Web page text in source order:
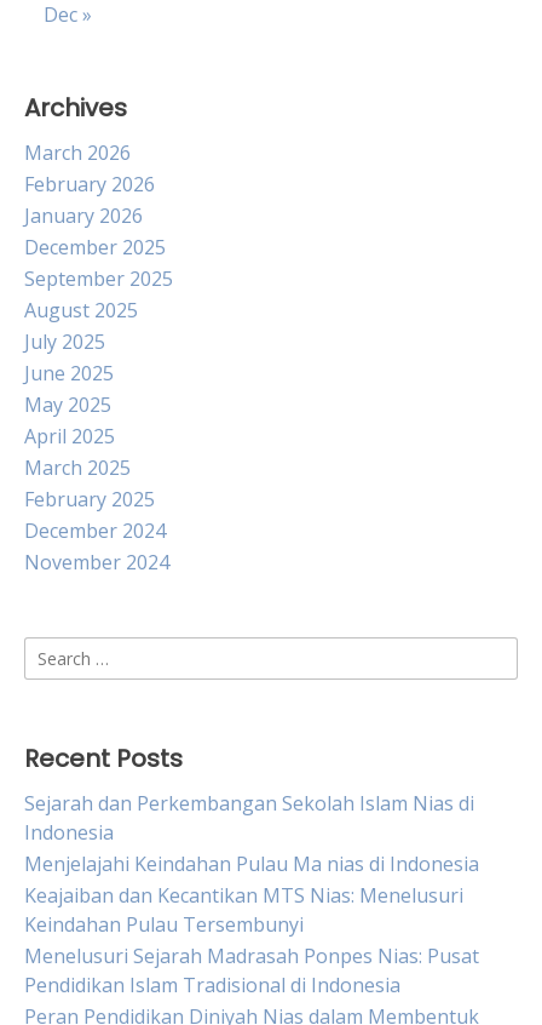
Dec »
Archives
March 2026
February 2026
January 2026
December 2025
September 2025
August 2025
July 2025
June 2025
May 2025
April 2025
March 2025
February 2025
December 2024
November 2024
Search
for:
Recent Posts
Sejarah dan Perkembangan Sekolah Islam Nias di
Indonesia
Menjelajahi Keindahan Pulau Ma nias di Indonesia
Keajaiban dan Kecantikan MTS Nias: Menelusuri
Keindahan Pulau Tersembunyi
Menelusuri Sejarah Madrasah Ponpes Nias: Pusat
Pendidikan Islam Tradisional di Indonesia
Peran Pendidikan Diniyah Nias dalam Membentuk